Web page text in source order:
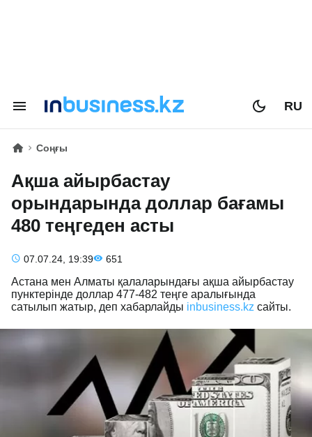
RU
Соңғы
Ақша айырбастау
орындарында доллар бағамы
480 теңгеден асты
07.07.24, 19:39 651
Астана мен Алматы қалаларындағы ақша айырбастау
пунктерінде доллар 477-482 теңге аралығында
сатылып жатыр, деп хабарлайды inbusiness.kz сайты.